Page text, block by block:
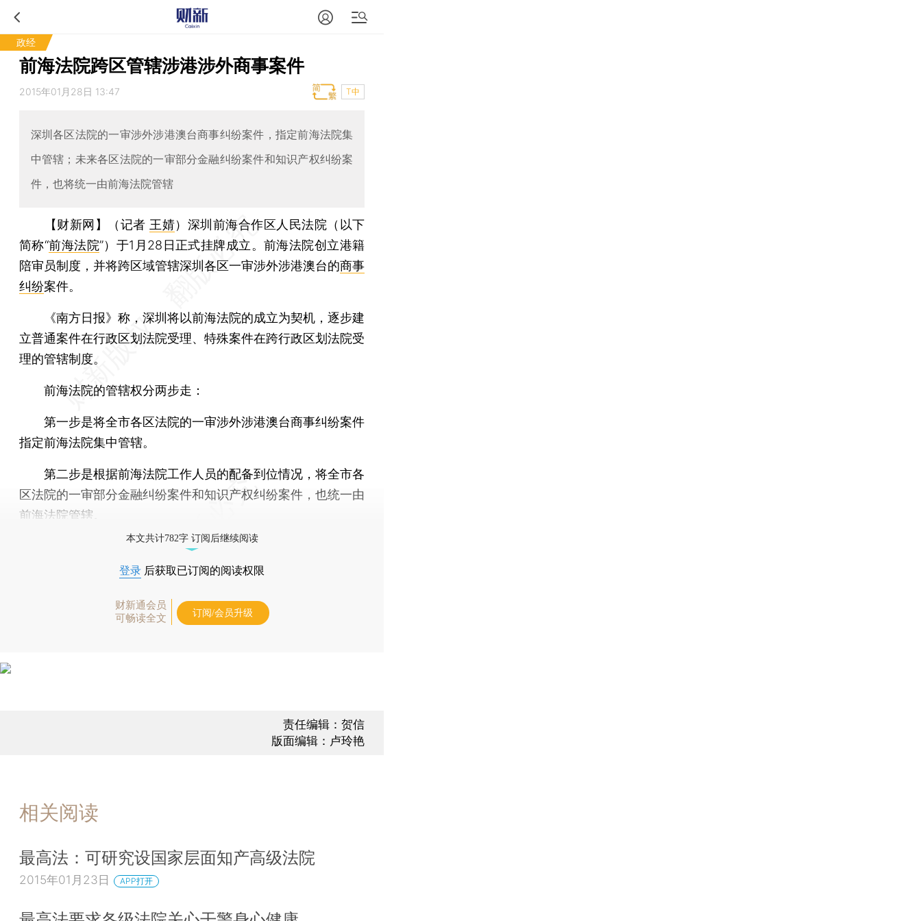
政经
前海法院跨区管辖涉港涉外商事案件
2015年01月28日 13:47 T中
深圳各区法院的一审涉外涉港澳台商事纠纷案件，指定前海法院集
中管辖；未来各区法院的一审部分金融纠纷案件和知识产权纠纷案
件，也将统一由前海法院管辖
【财新网】（记者 王婧） 深圳前海合作区人民法院（以下
简称“前海法院”）于1月28日正式挂牌成立。前海法院创立港籍
陪审员制度，并将跨区域管辖深圳各区一审涉外涉港澳台的商事
纠纷案件。
《南方日报》称，深圳将以前海法院的成立为契机，逐步建
立普通案件在行政区划法院受理、特殊案件在跨行政区划法院受
理的管辖制度。
前海法院的管辖权分两步走：
第一步是将全市各区法院的一审涉外涉港澳台商事纠纷案件
指定前海法院集中管辖。
第二步是根据前海法院工作人员的配备到位情况，将全市各
区法院的一审部分金融纠纷案件和知识产权纠纷案件，也统一由
前海法院管辖。
本文共计782字 订阅后继续阅读
登录 后获取已订阅的阅读权限
财新通会员
可畅读全文
订阅/会员升级
责任编辑：贺信
版面编辑：卢玲艳
相关阅读
最高法：可研究设国家层面知产高级法院
2015年01月23日 APP打开